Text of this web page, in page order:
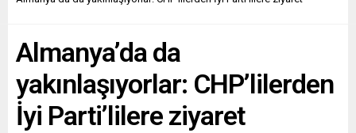
Almanya’da da
yakınlaşıyorlar: CHP’lilerden
İyi Parti’lilere ziyaret